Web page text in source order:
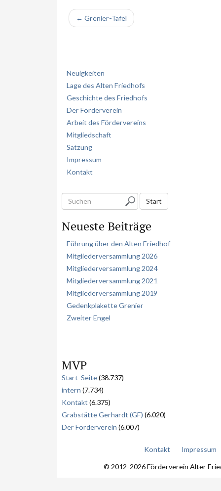
← Grenier-Tafel
Neuigkeiten
Lage des Alten Friedhofs
Geschichte des Friedhofs
Der Förderverein
Arbeit des Fördervereins
Mitgliedschaft
Satzung
Impressum
Kontakt
u
c
Start
Neueste Beiträge
Führung über den Alten Friedhof
Mitgliederversammlung 2026
Mitgliederversammlung 2024
Mitgliederversammlung 2021
Mitgliederversammlung 2019
Gedenkplakette Grenier
Zweiter Engel
MVP
Start-Seite(38.737)
intern (7.734)
Kontakt (6.375)
Grabstätte Gerhardt (GF) (6.020)
Der Förderverein (6.007)
Kontakt Impressum
© 2012-2026 Förderverein Alter